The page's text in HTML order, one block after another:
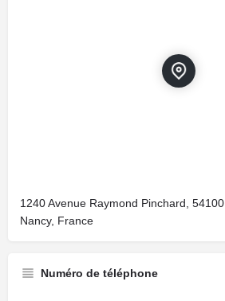
1240 Avenue Raymond Pinchard, 54100
Nancy, France
Numéro de téléphone